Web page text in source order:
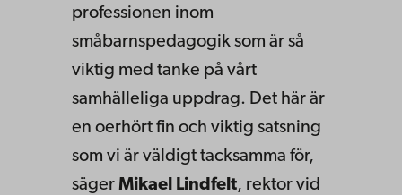
professionen inom
småbarnspedagogik som är så
viktig med tanke på vårt
samhälleliga uppdrag. Det här är
en oerhört fin och viktig satsning
som vi är väldigt tacksamma för,
säger Mikael Lindfelt, rektor vid